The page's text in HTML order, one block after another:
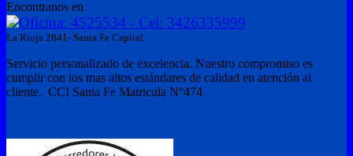
Encontranos en
Oficina: 4525534 - Cel: 3426335999
La Rioja 2841- Santa Fe Capital
Servicio personalizado de excelencia. Nuestro compromiso es
cumplir con los mas altos estándares de calidad en atención al
cliente. CCI Santa Fe Matricula N°474